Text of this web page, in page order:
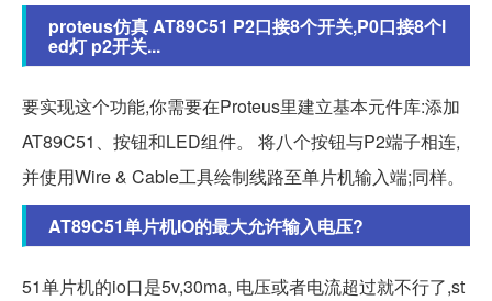
proteus仿真 AT89C51 P2口接8个开关,P0口接8个l
ed灯 p2开关...
要实现这个功能,你需要在Proteus里建立基本元件库:添加
AT89C51、按钮和LED组件。 将八个按钮与P2端子相连,
并使用Wire & Cable工具绘制线路至单片机输入端;同样。
AT89C51单片机IO的最大允许输入电压?
51单片机的io口是5v,30ma, 电压或者电流超过就不行了,st